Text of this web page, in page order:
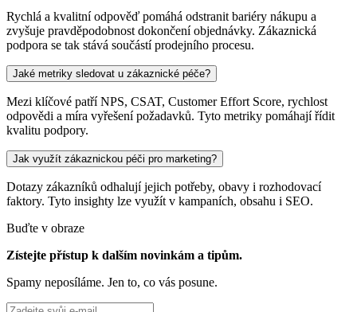
Rychlá a kvalitní odpověď pomáhá odstranit bariéry nákupu a
zvyšuje pravděpodobnost dokončení objednávky. Zákaznická
podpora se tak stává součástí prodejního procesu.
Jaké metriky sledovat u zákaznické péče?
Mezi klíčové patří NPS, CSAT, Customer Effort Score, rychlost
odpovědi a míra vyřešení požadavků. Tyto metriky pomáhají řídit
kvalitu podpory.
Jak využít zákaznickou péči pro marketing?
Dotazy zákazníků odhalují jejich potřeby, obavy i rozhodovací
faktory. Tyto insighty lze využít v kampaních, obsahu i SEO.
Buďte v obraze
Zístejte přístup k dalším novinkám a tipům.
Spamy neposíláme. Jen to, co vás posune.